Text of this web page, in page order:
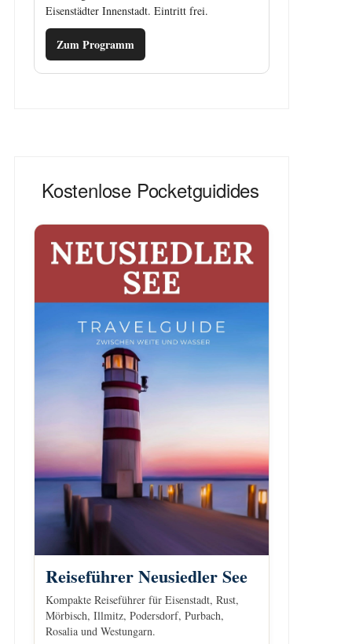
Eisenstädter Innenstadt. Eintritt frei.
Zum Programm
Kostenlose Pocketguidides
Reiseführer Neusiedler See
Kompakte Reiseführer für Eisenstadt, Rust,
Mörbisch, Illmitz, Podersdorf, Purbach,
Rosalia und Westungarn.